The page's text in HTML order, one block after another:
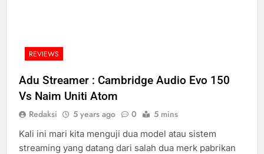
REVIEWS
Adu Streamer : Cambridge Audio Evo 150
Vs Naim Uniti Atom
Redaksi 5 years ago 0 5 mins
Kali ini mari kita menguji dua model atau sistem
streaming yang datang dari salah dua merk pabrikan